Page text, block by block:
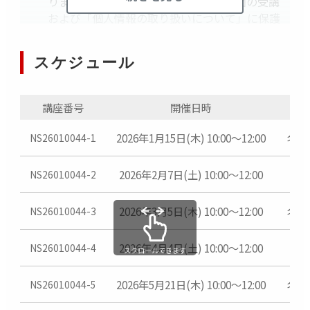
および「個人情報の取り扱いについて」に保護
ートフォン等に受講票を表示してご提示くださ
受講料のお支払い方法はクレジットカードまた
はコンビニ決済（前払い）からお選びください
（開講から10日前以降のお申し込みはクレジッ
最少催行人数に満たない場合は、締め切りより
早期に中止することがございます。
各講座の日程・開講時間は、都合により変更す
ることがございます。
災害・悪天候等のときは、講座を中止すること
がございます。
環境省による「熱中症特別警戒アラート」が発
表されたときも、講座を中止することがござい
ます。
スケジュール
講座番号 開催日時
NS26010044-1 2026年1月15日(木) 10:00～12:00 名
NS26010044-2 2026年2月7日(土) 10:00～12:00
NS26010044-3 2026年3月5日(木) 10:00～12:00 名
NS26010044-4 2026年4月4日(土) 10:00～12:00
NS26010044-5 2026年5月21日(木) 10:00～12:00 名
スクロールできます